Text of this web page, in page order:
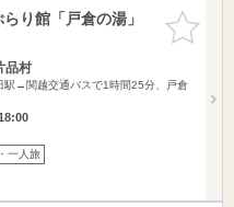
お気に入
りに追加
り館「戸倉の湯」
品村
駅→関越交通バスで1時間25分、戸倉
一人旅